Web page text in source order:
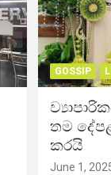
GOSSIP
තම
කරයි
June 1,